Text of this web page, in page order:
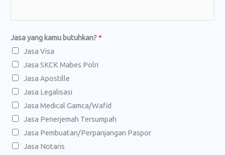
u
Jasa yang kamu butuhkan?*
Jasa Visa
Jasa SKCK Mabes Polri
Jasa Apostille
Jasa Legalisasi
Jasa Medical Gamca/Wafid
Jasa Penerjemah Tersumpah
Jasa Pembuatan/Perpanjangan Paspor
Jasa Notaris